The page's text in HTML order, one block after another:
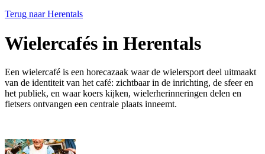
Terug naar Herentals
Wielercafés in Herentals
Een wielercafé is een horecazaak waar de wielersport deel uitmaakt
van de identiteit van het café: zichtbaar in de inrichting, de sfeer en
het publiek, en waar koers kijken, wielerherinneringen delen en
fietsers ontvangen een centrale plaats inneemt.